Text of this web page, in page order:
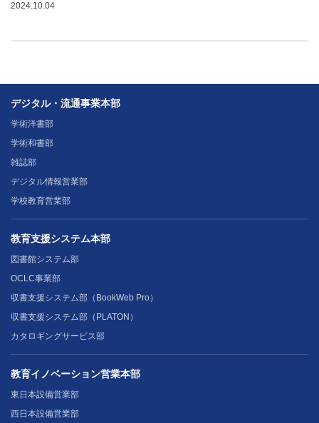
2024.10.04
デジタル・流通事業本部
学術洋書部
学術和書部
雑誌部
デジタル情報営業部
学校教育営業部
教育支援システム本部
図書館システム部
OCLC事業部
収書支援システム部（BookWeb Pro）
収書支援システム部（PLATON）
カタロギングサービス部
教育イノベーション営業本部
東日本設備営業部
西日本設備営業部